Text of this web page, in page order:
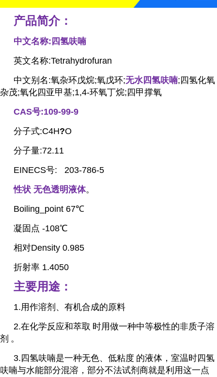
产品简介：
中文名称:四氢呋喃
英文名称:Tetrahydrofuran
中文别名:氧杂环戊烷;氧戊环;无水四氢呋喃;四氢化氧
杂茂;氧化四亚甲基;1,4-环氧丁烷;四甲撑氧
CAS号:109-99-9
分子式:C4H?O
分子量:72.11
EINECS号: 203-786-5
性状 无色透明液体。
Boiling_point 67℃
凝固点 -108℃
相对Density 0.985
折射率 1.4050
主要用途：
1.用作溶剂、有机合成的原料
2.在化学反应和萃取 时用做一种中等极性的非质子溶
剂 。
3.四氢呋喃是一种无色、低粘度 的液体，室温时四氢
呋喃与水能部分混溶，部分不法试剂商就是利用这一点